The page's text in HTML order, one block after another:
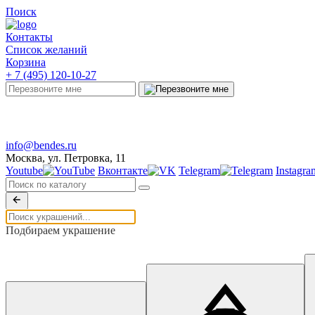
Поиск
Контакты
Список желаний
Корзина
+ 7 (495) 120-10-27
info@bendes.ru
Москва, ул. Петровка, 11
Youtube
Вконтакте Telegram
Подбираем украшение